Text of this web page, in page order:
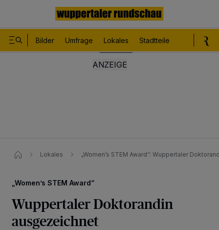
Bilder Umfrage Lokales Stadtteile
Lokales „Women’s STEM Award“: Wuppertaler
„Women’s STEM Award“
Wuppertaler Doktorandin
ausgezeichnet